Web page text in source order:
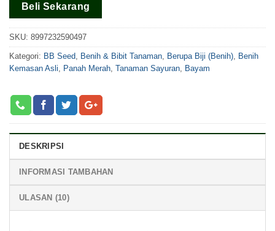
pelanggan
Beli Sekarang
SKU: 8997232590497
Kategori: BB Seed, Benih & Bibit Tanaman, Berupa Biji (Benih), Benih
Kemasan Asli, Panah Merah, Tanaman Sayuran, Bayam
DESKRIPSI
INFORMASI TAMBAHAN
ULASAN (10)